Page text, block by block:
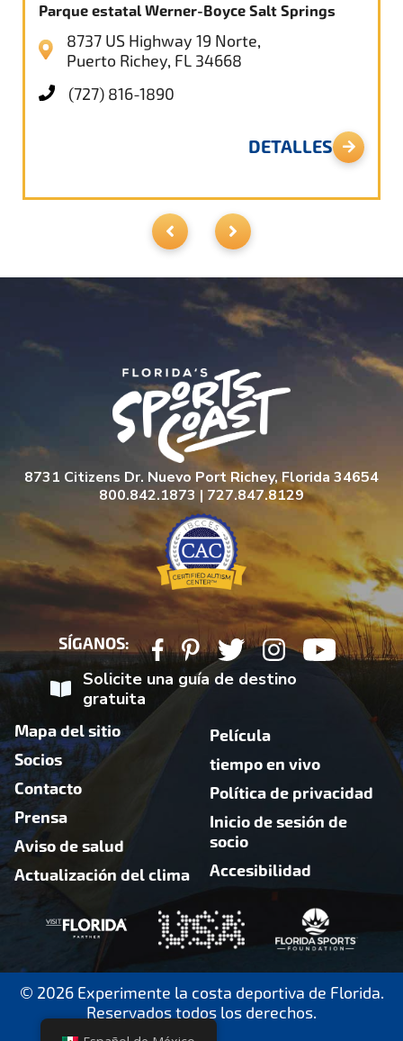
Parque estatal Werner-Boyce Salt Springs
8737 US Highway 19 Norte,
Puerto Richey, FL 34668
(727) 816-1890
DETALLES
8731 Citizens Dr. Nuevo Port Richey, Florida 34654
800.842.1873 | 727.847.8129
SÍGANOS:
Solicite una guía de destino
gratuita
Mapa del sitio
Socios
Contacto
Prensa
Aviso de salud
Actualización del clima
Película
tiempo en vivo
Política de privacidad
Inicio de sesión de
socio
Accesibilidad
© 2026 Experimente la costa deportiva de Florida.
Reservados todos los derechos.